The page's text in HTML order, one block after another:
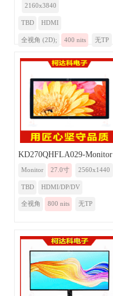
2160x3840
TBD HDMI
全视角 (2D); 400 nits 无TP
KD270QHFLA029-Monitor
Monitor 27.0寸 2560x1440
TBD HDMI/DP/DV
全视角 800 nits 无TP